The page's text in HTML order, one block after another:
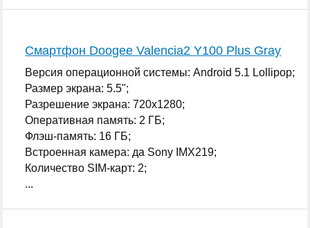
Смартфон Doogee Valencia2 Y100 Plus Gray
Версия операционной системы: Android 5.1 Lollipop;
Размер экрана: 5.5";
Разрешение экрана: 720x1280;
Оперативная память: 2 ГБ;
Флэш-память: 16 ГБ;
Встроенная камера: да Sony IMX219;
Количество SIM-карт: 2;
...